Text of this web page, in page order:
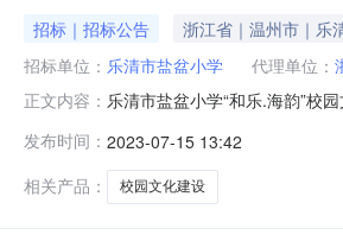
招标｜招标公告
浙江省｜温州市｜乐
招标单位： 乐清市盐盆小学 代理单位：
正文内容： 乐清市盐盆小学“和乐.海韵”校
项目为乐清市盐盆小学“和乐.
元。招标范围：具体以业主提供的
发布时间： 2023-07-15 13:42
相关产品：
校园文化建设